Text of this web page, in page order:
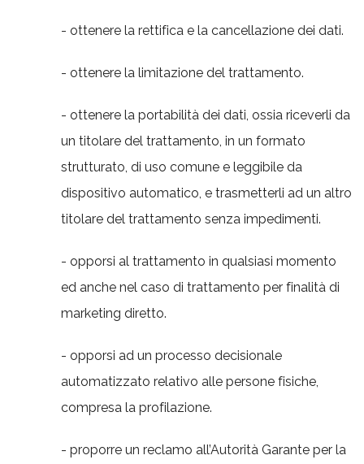
- ottenere la rettifica e la cancellazione dei dati.
- ottenere la limitazione del trattamento.
- ottenere la portabilità dei dati, ossia riceverli da
un titolare del trattamento, in un formato
strutturato, di uso comune e leggibile da
dispositivo automatico, e trasmetterli ad un altro
titolare del trattamento senza impedimenti.
- opporsi al trattamento in qualsiasi momento
ed anche nel caso di trattamento per finalità di
marketing diretto.
- opporsi ad un processo decisionale
automatizzato relativo alle persone fisiche,
compresa la profilazione.
- proporre un reclamo all’Autorità Garante per la